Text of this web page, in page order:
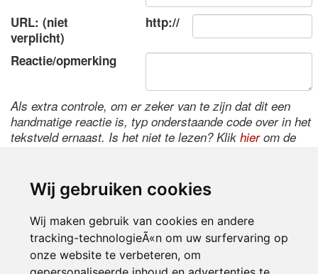
Wij gebruiken cookies
Wij maken gebruik van cookies en andere
tracking-technologieÃ«n om uw surfervaring op
onze website te verbeteren, om
URL: (niet
verplicht)
http://
Reactie/opmerking
Als extra controle, om er zeker van te zijn dat dit een
handmatige reactie is, typ onderstaande code over in het
tekstveld ernaast. Is het niet te lezen? Klik hierom de